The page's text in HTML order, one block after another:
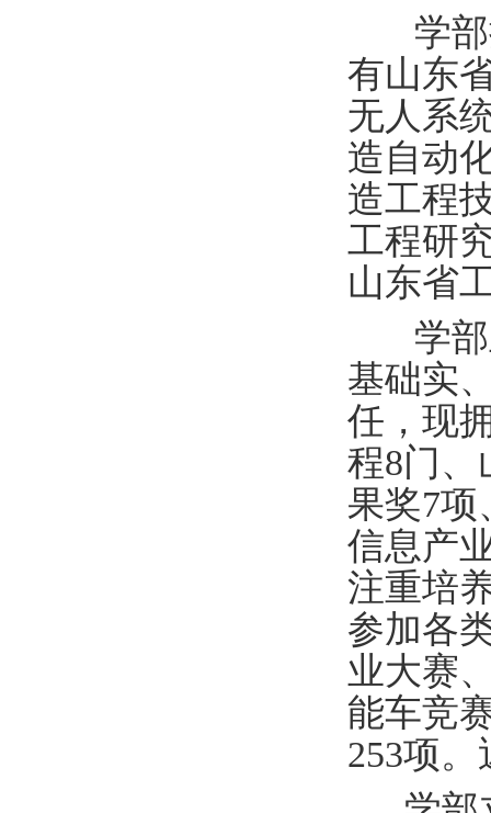
学
有山东
无人系
造自动
造工程
工程研
山东省
学
基础实
任，现
程8门、
果奖7项
信息产
注重培
参加各
业大赛
能车竞
253项